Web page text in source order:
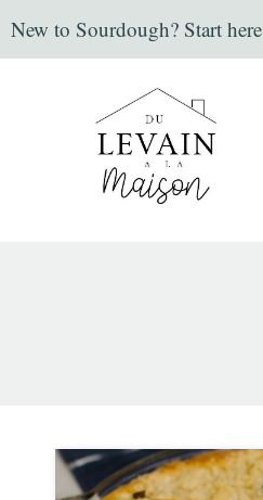
au
New to Sourdough? Start here